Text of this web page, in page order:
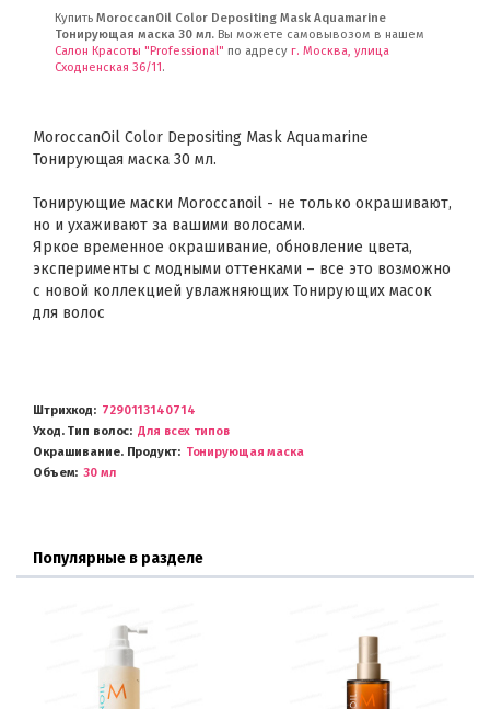
Купить MoroccanOil Color Depositing Mask Aquamarine
Тонирующая маска 30 мл. Вы можете самовывозом в нашем
Салон Красоты "Professional" по адресу г. Москва, улица
Сходненская 36/11.
MoroccanOil Color Depositing Mask Aquamarine
Тонирующая маска 30 мл.
Тонирующие маски Moroccanoil - не только окрашивают,
но и ухаживают за вашими волосами.
Яркое временное окрашивание, обновление цвета,
эксперименты с модными оттенками – все это возможно
с новой коллекцией увлажняющих Тонирующих масок
для волос
Штрихкод
7290113140714
Уход. Тип волос
Для всех типов
Окрашивание. Продукт
Тонирующая маска
Объем
30 мл
Популярные в разделе